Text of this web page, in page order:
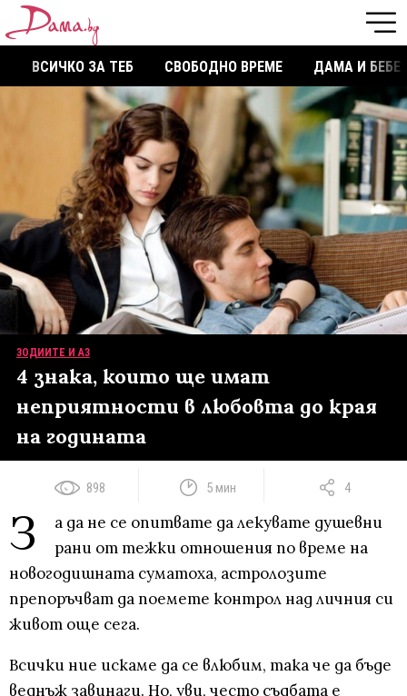
ВСИЧКО ЗА ТЕБ СВОБОДНО ВРЕМЕ ДАМА И БЕБЕ
ЗОДИИТЕ И АЗ
4 знака, които ще имат
неприятности в любовта до края
на годината
898 5 мин 4
З
а да не се опитвате да лекувате душевни
рани от тежки отношения по време на
новогодишната суматоха, астролозите
препоръчват да поемете контрол над личния си
живот още сега.
Всички ние искаме да се влюбим, така че да бъде
веднъж завинаги. Но, уви, често съдбата е